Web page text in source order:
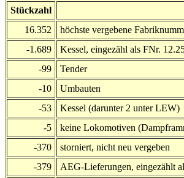
Stückzahl
16.352
höchste vergebene
-1.689
Kessel, eingezähl als FNr.
-99
Tender
-10
Umbauten
-53
Kessel (darunter 2 unter LEW)
-5
keine Lokomotiven
-370
storniert, nicht neu vergeben
-379
AEG-Lieferungen, eingezählt